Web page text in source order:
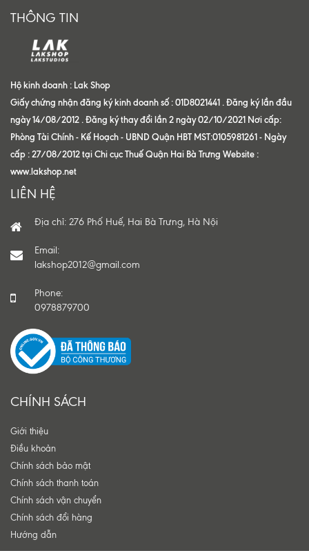
THÔNG TIN
Hộ kinh doanh : Lak Shop
Giấy chứng nhận đăng ký kinh doanh số : 01D8021441 . Đăng ký lần đầu
ngày 14/08/2012 . Đăng ký thay đổi lần 2 ngày 02/10/2021 Nơi cấp:
Phòng Tài Chính - Kế Hoạch - UBND Quận HBT MST:0105981261 - Ngày
cấp : 27/08/2012 tại Chi cục Thuế Quận Hai Bà Trưng Website :
www.lakshop.net
LIÊN HỆ
Địa chỉ: 276 Phố Huế, Hai Bà Trưng, Hà Nội
Email:
lakshop2012@gmail.com
Phone:
0978879700
CHÍNH SÁCH
Giới thiệu
Điều khoản
Chính sách bảo mật
Chính sách thanh toán
Chính sách vận chuyển
Chính sách đổi hàng
Hướng dẫn